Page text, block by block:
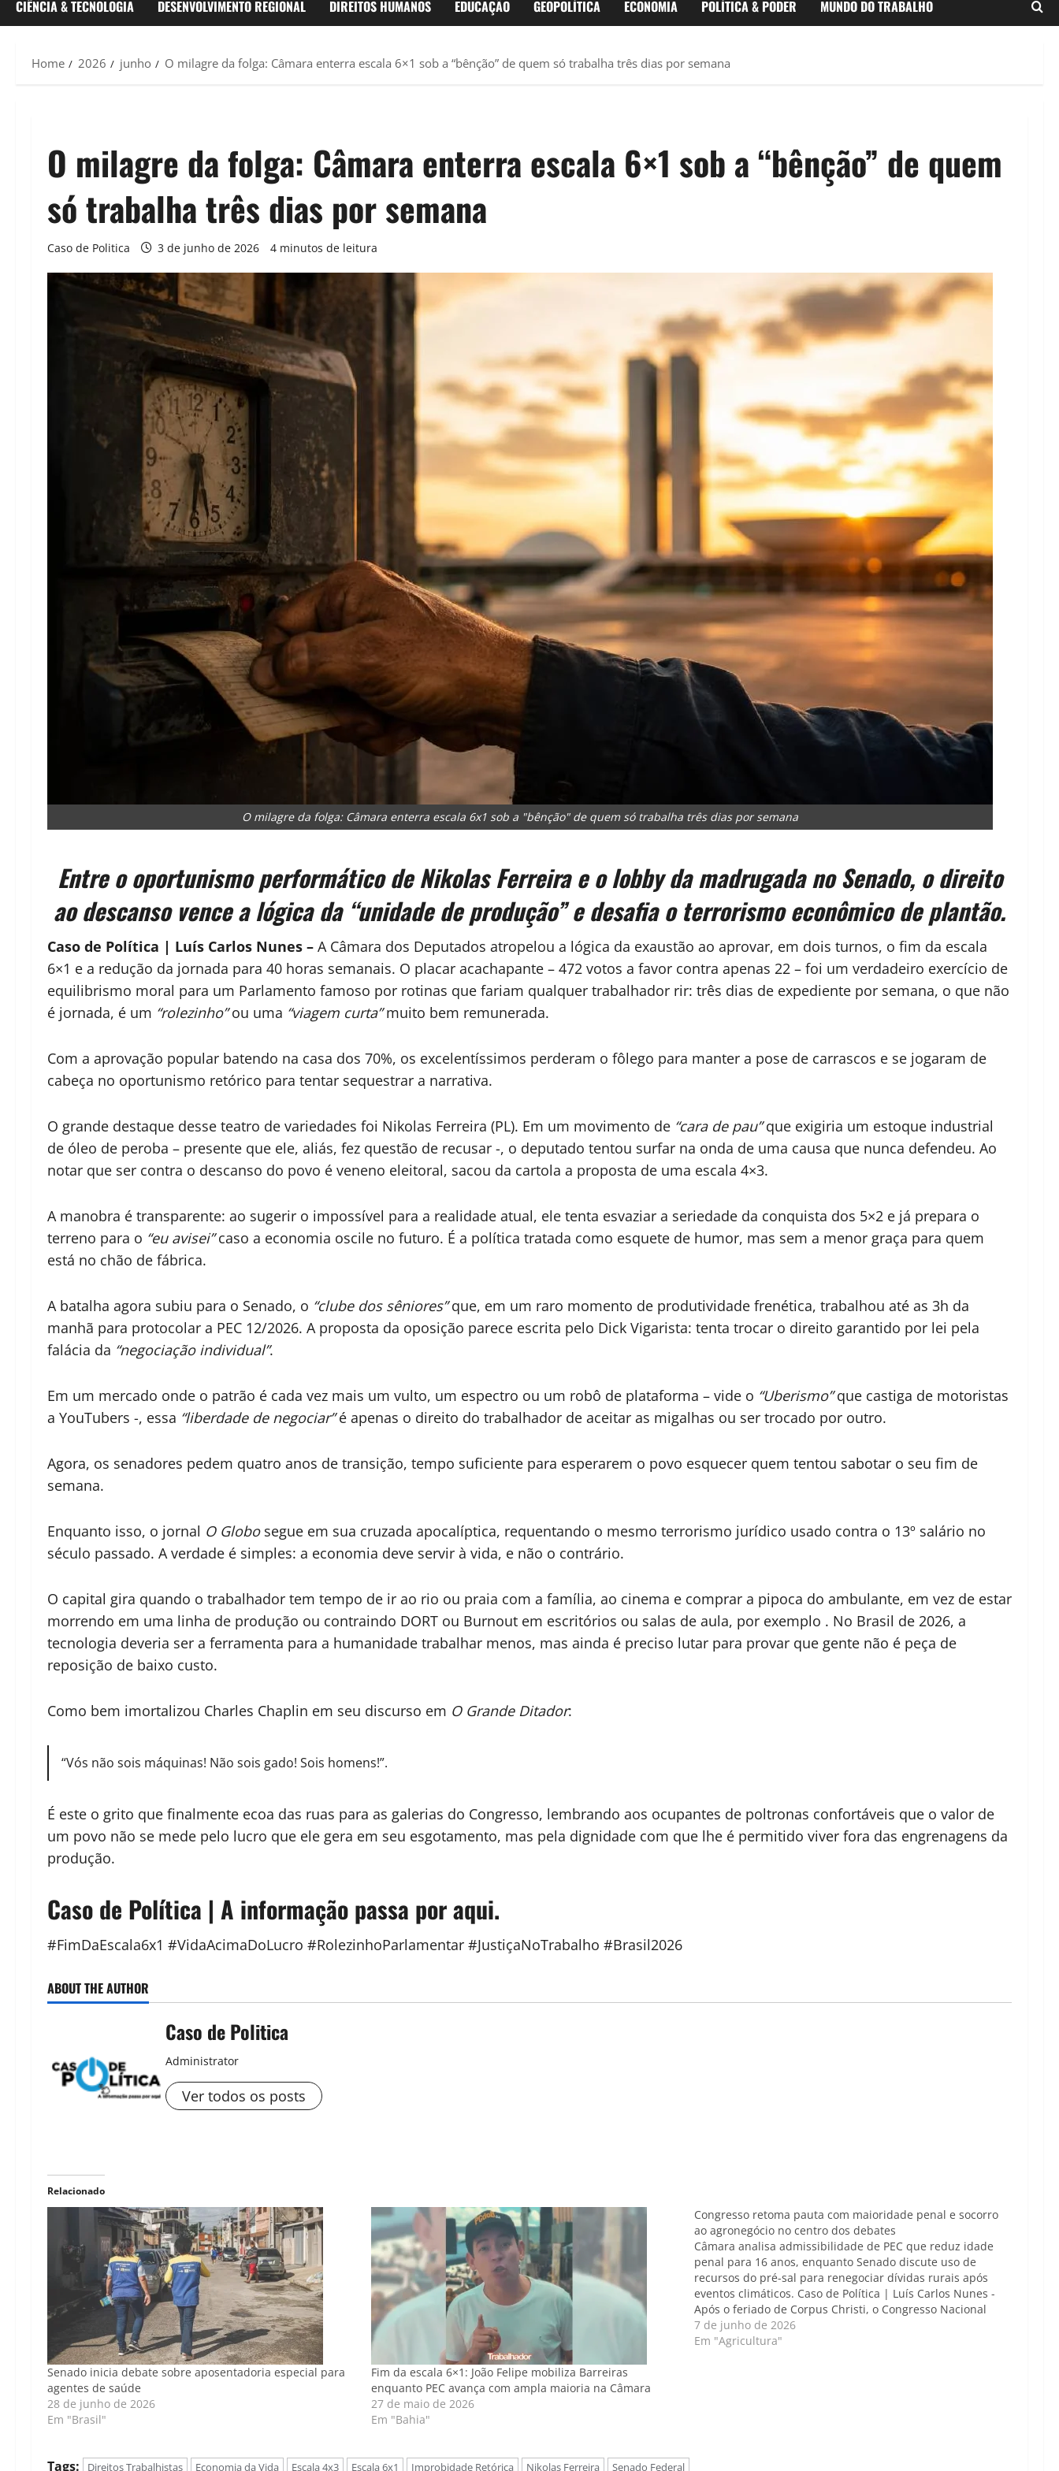
CIÊNCIA & TECNOLOGIA DESENVOLVIMENTO REGIONAL DIREITOS HUMANOS EDUCAÇÃO GEOPOLÍTICA ECONOMIA POLÍTICA & PODER MUNDO DO TRABALHO
Home 2026 junho O milagre da folga: Câmara enterra escala 6×1 sob a “bênção” de quem só trabalha três dias por semana
O milagre da folga: Câmara enterra escala 6×1 sob a “bênção” de quem
só trabalha três dias por semana
Caso de Politica 3 de junho de 2026 4 minutos de leitura
O milagre da folga: Câmara enterra escala 6x1 sob a "bênção" de quem só trabalha três dias por semana
Entre o oportunismo performático de Nikolas Ferreira e o lobby da madrugada no Senado, o direito
ao descanso vence a lógica da “unidade de produção” e desafia o terrorismo econômico de plantão.
Caso de Política | Luís Carlos Nunes – A Câmara dos Deputados atropelou a lógica da exaustão ao aprovar, em dois turnos, o fim da escala
6×1 e a redução da jornada para 40 horas semanais. O placar acachapante – 472 votos a favor contra apenas 22 – foi um verdadeiro exercício de
equilibrismo moral para um Parlamento famoso por rotinas que fariam qualquer trabalhador rir: três dias de expediente por semana, o que não
é jornada, é um “rolezinho”ou uma “viagem curta”muito bem remunerada.
Com a aprovação popular batendo na casa dos 70%, os excelentíssimos perderam o fôlego para manter a pose de carrascos e se jogaram de
cabeça no oportunismo retórico para tentar sequestrar a narrativa.
O grande destaque desse teatro de variedades foi Nikolas Ferreira (PL). Em um movimento de “cara de pau”que exigiria um estoque industrial
de óleo de peroba – presente que ele, aliás, fez questão de recusar -, o deputado tentou surfar na onda de uma causa que nunca defendeu. Ao
notar que ser contra o descanso do povo é veneno eleitoral, sacou da cartola a proposta de uma escala 4×3.
A manobra é transparente: ao sugerir o impossível para a realidade atual, ele tenta esvaziar a seriedade da conquista dos 5×2 e já prepara o
terreno para o “eu avisei”caso a economia oscile no futuro. É a política tratada como esquete de humor, mas sem a menor graça para quem
está no chão de fábrica.
A batalha agora subiu para o Senado, o “clube dos sêniores”que, em um raro momento de produtividade frenética, trabalhou até as 3h da
manhã para protocolar a PEC 12/2026. A proposta da oposição parece escrita pelo Dick Vigarista: tenta trocar o direito garantido por lei pela
falácia da “negociação individual”.
Em um mercado onde o patrão é cada vez mais um vulto, um espectro ou um robô de plataforma – vide o “Uberismo”que castiga de motoristas
a YouTubers -, essa “liberdade de negociar”é apenas o direito do trabalhador de aceitar as migalhas ou ser trocado por outro.
Agora, os senadores pedem quatro anos de transição, tempo suficiente para esperarem o povo esquecer quem tentou sabotar o seu fim de
semana.
Enquanto isso, o jornal O Globosegue em sua cruzada apocalíptica, requentando o mesmo terrorismo jurídico usado contra o 13º salário no
século passado. A verdade é simples: a economia deve servir à vida, e não o contrário.
O capital gira quando o trabalhador tem tempo de ir ao rio ou praia com a família, ao cinema e comprar a pipoca do ambulante, em vez de estar
morrendo em uma linha de produção ou contraindo DORT ou Burnout em escritórios ou salas de aula, por exemplo . No Brasil de 2026, a
tecnologia deveria ser a ferramenta para a humanidade trabalhar menos, mas ainda é preciso lutar para provar que gente não é peça de
reposição de baixo custo.
Como bem imortalizou Charles Chaplin em seu discurso em O Grande Ditador:
“Vós não sois máquinas! Não sois gado! Sois homens!”.
É este o grito que finalmente ecoa das ruas para as galerias do Congresso, lembrando aos ocupantes de poltronas confortáveis que o valor de
um povo não se mede pelo lucro que ele gera em seu esgotamento, mas pela dignidade com que lhe é permitido viver fora das engrenagens da
produção.
Caso de Política | A informação passa por aqui.
#FimDaEscala6x1 #VidaAcimaDoLucro #RolezinhoParlamentar #JustiçaNoTrabalho #Brasil2026
ABOUT THE AUTHOR
Caso de Politica
Administrator
Ver todos os posts
Relacionado
Senado inicia debate sobre aposentadoria especial para
agentes de saúde
28 de junho de 2026
Em "Brasil"
Fim da escala 6×1: João Felipe mobiliza Barreiras
enquanto PEC avança com ampla maioria na Câmara
27 de maio de 2026
Em "Bahia"
Congresso retoma pauta com maioridade penal e socorro
ao agronegócio no centro dos debates
Câmara analisa admissibilidade de PEC que reduz idade
penal para 16 anos, enquanto Senado discute uso de
recursos do pré-sal para renegociar dívidas rurais após
eventos climáticos. Caso de Política | Luís Carlos Nunes -
Após o feriado de Corpus Christi, o Congresso Nacional
retoma as atividades com uma agenda…
7 de junho de 2026
Em "Agricultura"
Tags: Direitos Trabalhistas Economia da Vida Escala 4x3 Escala 6x1 Improbidade Retórica Nikolas Ferreira Senado Federal